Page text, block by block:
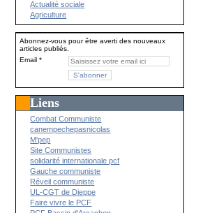
Actualité sociale
Agriculture
Abonnez-vous pour être averti des nouveaux
articles publiés.
Email
Liens
Combat Communiste
canempechepasnicolas
M'pep
Site Communistes
solidarité internationale pcf
Gauche communiste
Réveil communiste
UL-CGT de Dieppe
Faire vivre le PCF